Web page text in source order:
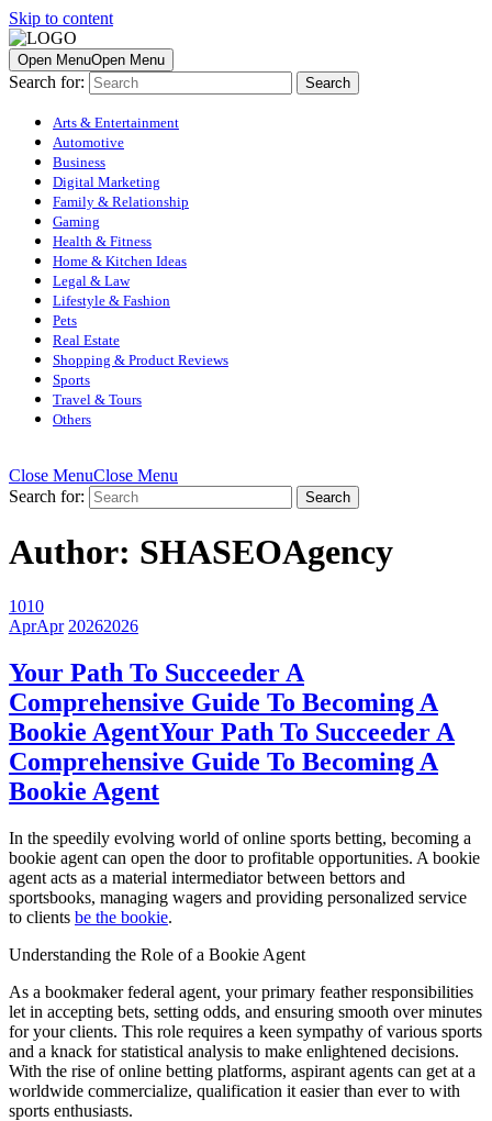
Skip to content
Open MenuOpen Menu
Search for:
Arts & Entertainment
Automotive
Business
Digital Marketing
Family & Relationship
Gaming
Health & Fitness
Home & Kitchen Ideas
Legal & Law
Lifestyle & Fashion
Pets
Real Estate
Shopping & Product Reviews
Sports
Travel & Tours
Others
Close MenuClose Menu
Search for:
Author: SHASEOAgency
1010
AprApr 20262026
Your Path To Succeeder A
Comprehensive Guide To Becoming A
Bookie AgentYour Path To Succeeder A
Comprehensive Guide To Becoming A
Bookie Agent
In the speedily evolving world of online sports betting, becoming a
bookie agent can open the door to profitable opportunities. A bookie
agent acts as a material intermediator between bettors and
sportsbooks, managing wagers and providing personalized service
to clients be the bookie.
Understanding the Role of a Bookie Agent
As a bookmaker federal agent, your primary feather responsibilities
let in accepting bets, setting odds, and ensuring smooth over minutes
for your clients. This role requires a keen sympathy of various sports
and a knack for statistical analysis to make enlightened decisions.
With the rise of online betting platforms, aspirant agents can get at a
worldwide commercialize, qualification it easier than ever to with
sports enthusiasts.